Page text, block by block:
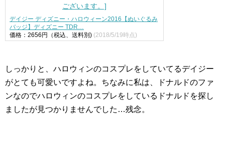
デイジー ディズニー・ハロウィーン2016【ぬいぐるみ
バッジ】ディズニー TDR…
価格：2656円（税込、送料別) (2018/5/19時点)
しっかりと、ハロウィンのコスプレをしていてるデイジー
がとても可愛いですよね。ちなみに私は、ドナルドのファ
ンなのでハロウィンのコスプレをしているドナルドを探し
ましたが見つかりませんでした…残念。